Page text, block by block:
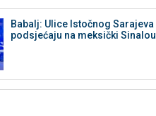
Babalj: Ulice Istočnog Sarajeva
podsjećaju na meksički Sinalou